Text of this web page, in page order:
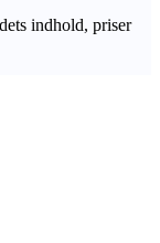
indhold, priser